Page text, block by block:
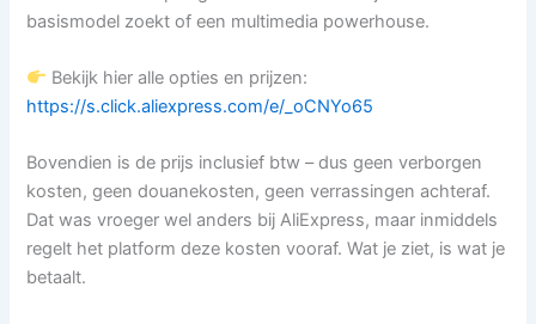
basismodel zoekt of een multimedia powerhouse.
Bekijk hier alle opties en prijzen:
https://s.click.aliexpress.com/e/_oCNYo65
Bovendien is de prijs inclusief btw – dus geen verborgen
kosten, geen douanekosten, geen verrassingen achteraf.
Dat was vroeger wel anders bij AliExpress, maar inmiddels
regelt het platform deze kosten vooraf. Wat je ziet, is wat je
betaalt.